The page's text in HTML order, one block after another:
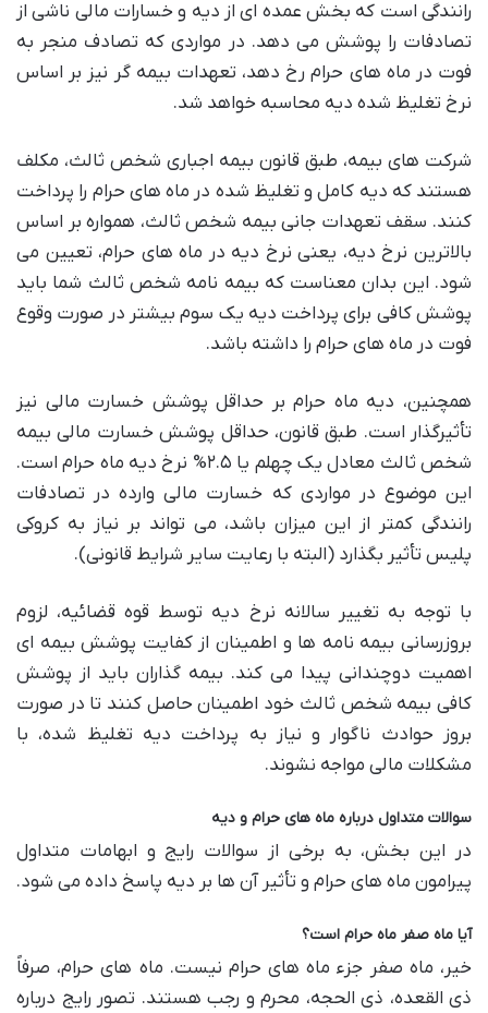
رانندگی است که بخش عمده ای از دیه و خسارات مالی ناشی از
تصادفات را پوشش می دهد. در مواردی که تصادف منجر به
فوت در ماه های حرام رخ دهد، تعهدات بیمه گر نیز بر اساس
نرخ تغلیظ شده دیه محاسبه خواهد شد.
شرکت های بیمه، طبق قانون بیمه اجباری شخص ثالث، مکلف
هستند که دیه کامل و تغلیظ شده در ماه های حرام را پرداخت
کنند. سقف تعهدات جانی بیمه شخص ثالث، همواره بر اساس
بالاترین نرخ دیه، یعنی نرخ دیه در ماه های حرام، تعیین می
شود. این بدان معناست که بیمه نامه شخص ثالث شما باید
پوشش کافی برای پرداخت دیه یک سوم بیشتر در صورت وقوع
فوت در ماه های حرام را داشته باشد.
همچنین، دیه ماه حرام بر حداقل پوشش خسارت مالی نیز
تأثیرگذار است. طبق قانون، حداقل پوشش خسارت مالی بیمه
شخص ثالث معادل یک چهلم یا ۲.۵% نرخ دیه ماه حرام است.
این موضوع در مواردی که خسارت مالی وارده در تصادفات
رانندگی کمتر از این میزان باشد، می تواند بر نیاز به کروکی
پلیس تأثیر بگذارد (البته با رعایت سایر شرایط قانونی).
با توجه به تغییر سالانه نرخ دیه توسط قوه قضائیه، لزوم
بروزرسانی بیمه نامه ها و اطمینان از کفایت پوشش بیمه ای
اهمیت دوچندانی پیدا می کند. بیمه گذاران باید از پوشش
کافی بیمه شخص ثالث خود اطمینان حاصل کنند تا در صورت
بروز حوادث ناگوار و نیاز به پرداخت دیه تغلیظ شده، با
مشکلات مالی مواجه نشوند.
سوالات متداول درباره ماه های حرام و دیه
در این بخش، به برخی از سوالات رایج و ابهامات متداول
پیرامون ماه های حرام و تأثیر آن ها بر دیه پاسخ داده می شود.
آیا ماه صفر ماه حرام است؟
خیر، ماه صفر جزء ماه های حرام نیست. ماه های حرام، صرفاً
ذی القعده، ذی الحجه، محرم و رجب هستند. تصور رایج درباره